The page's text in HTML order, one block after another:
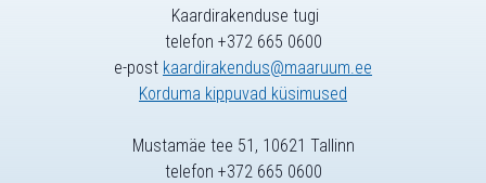
Kaardirakenduse tugi
telefon +372 665 0600
e-post kaardirakendus@maaruum.ee
Korduma kippuvad küsimused
Mustamäe tee 51, 10621 Tallinn
telefon +372 665 0600